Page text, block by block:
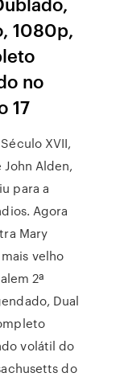
1080p,
no
17
XVII,
Alden,
para a
Agora
Mary
velho
2ª
Dual
volátil do
do